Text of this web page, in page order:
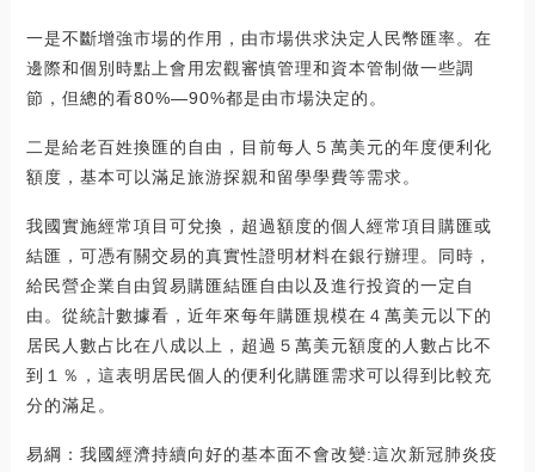
一是不斷增強市場的作用，由市場供求決定人民幣匯率。在
邊際和個別時點上會用宏觀審慎管理和資本管制做一些調
節，但總的看80%—90%都是由市場決定的。
二是給老百姓換匯的自由，目前每人５萬美元的年度便利化
額度，基本可以滿足旅游探親和留學學費等需求。
我國實施經常項目可兌換，超過額度的個人經常項目購匯或
結匯，可憑有關交易的真實性證明材料在銀行辦理。同時，
給民營企業自由貿易購匯結匯自由以及進行投資的一定自
由。從統計數據看，近年來每年購匯規模在４萬美元以下的
居民人數占比在八成以上，超過５萬美元額度的人數占比不
到１％，這表明居民個人的便利化購匯需求可以得到比較充
分的滿足。
易綱：我國經濟持續向好的基本面不會改變:這次新冠肺炎疫